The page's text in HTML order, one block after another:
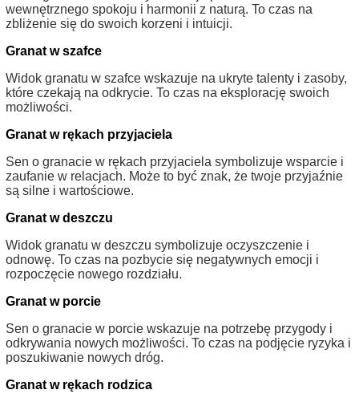
wewnętrznego spokoju i harmonii z naturą. To czas na
zbliżenie się do swoich korzeni i intuicji.
Granat w szafce
Widok granatu w szafce wskazuje na ukryte talenty i zasoby,
które czekają na odkrycie. To czas na eksplorację swoich
możliwości.
Granat w rękach przyjaciela
Sen o granacie w rękach przyjaciela symbolizuje wsparcie i
zaufanie w relacjach. Może to być znak, że twoje przyjaźnie
są silne i wartościowe.
Granat w deszczu
Widok granatu w deszczu symbolizuje oczyszczenie i
odnowę. To czas na pozbycie się negatywnych emocji i
rozpoczęcie nowego rozdziału.
Granat w porcie
Sen o granacie w porcie wskazuje na potrzebę przygody i
odkrywania nowych możliwości. To czas na podjęcie ryzyka i
poszukiwanie nowych dróg.
Granat w rękach rodzica